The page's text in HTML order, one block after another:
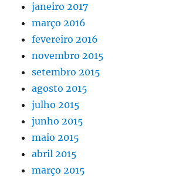
janeiro 2017
março 2016
fevereiro 2016
novembro 2015
setembro 2015
agosto 2015
julho 2015
junho 2015
maio 2015
abril 2015
março 2015